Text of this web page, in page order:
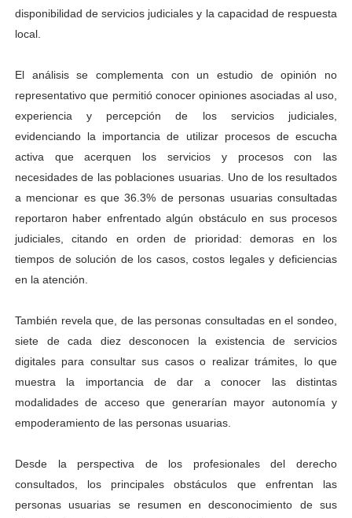
disponibilidad de servicios judiciales y la capacidad de respuesta
local.
El análisis se complementa con un estudio de opinión no
representativo que permitió conocer opiniones asociadas al uso,
experiencia y percepción de los servicios judiciales,
evidenciando la importancia de utilizar procesos de escucha
activa que acerquen los servicios y procesos con las
necesidades de las poblaciones usuarias. Uno de los resultados
a mencionar es que 36.3% de personas usuarias consultadas
reportaron haber enfrentado algún obstáculo en sus procesos
judiciales, citando en orden de prioridad: demoras en los
tiempos de solución de los casos, costos legales y deficiencias
en la atención.
También revela que, de las personas consultadas en el sondeo,
siete de cada diez desconocen la existencia de servicios
digitales para consultar sus casos o realizar trámites, lo que
muestra la importancia de dar a conocer las distintas
modalidades de acceso que generarían mayor autonomía y
empoderamiento de las personas usuarias.
Desde la perspectiva de los profesionales del derecho
consultados, los principales obstáculos que enfrentan las
personas usuarias se resumen en desconocimiento de sus